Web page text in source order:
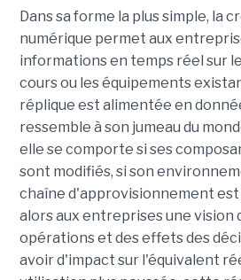
Dans sa forme la plus simple, la
numérique permet aux
informations en temps réel sur
cours ou les équipements
réplique est alimentée en
ressemble à son jumeau du
elle se comporte si ses
sont modifiés, si son
chaîne d'approvisionnement
alors aux entreprises une vision
opérations et des effets des
avoir d'impact sur l'équivalent